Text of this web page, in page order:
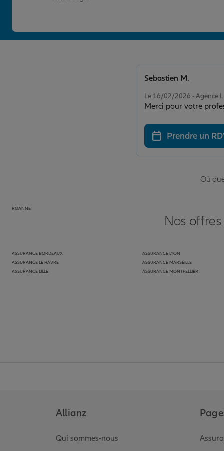
Le 16/02/2026 - Agence
Merci pour votre
Sebastien M.
Prendre un
Où
ROANNE
Nos
ASSURANCE BORDEAUX
ASSURANCE LE HAVRE
ASSURANCE LILLE
ASSURANCE LYON
ASSURANCE MARSEILLE
ASSURANCE MONTPELLIER
Allianz
Qui sommes-nous